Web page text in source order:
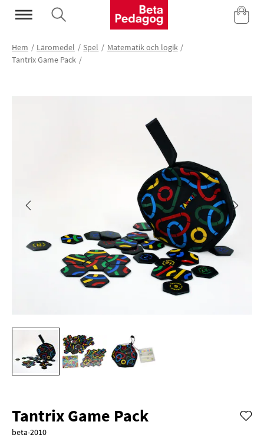
Mina Sidor
Hem Läromedel Spel
Matematik och logik
Tantrix Game Pack
Tantrix Game Pack
beta-2010